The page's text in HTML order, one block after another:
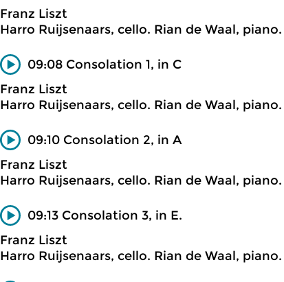
Franz Liszt
Harro Ruijsenaars, cello. Rian de Waal, piano.
09:08 Consolation 1, in C
Franz Liszt
Harro Ruijsenaars, cello. Rian de Waal, piano.
09:10 Consolation 2, in A
Franz Liszt
Harro Ruijsenaars, cello. Rian de Waal, piano.
09:13 Consolation 3, in E.
Franz Liszt
Harro Ruijsenaars, cello. Rian de Waal, piano.